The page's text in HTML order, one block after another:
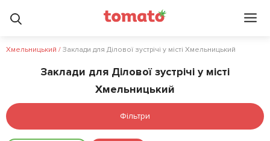
Хмельницький / Заклади для Ділової зустрічі у місті Хмельницький
Заклади для Ділової зустрічі у місті
Хмельницький
Фільтри